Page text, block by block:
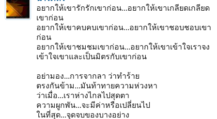
อยากให้เขารักรักเขาก่อน...อยากให้เขาเกลียดเกลียด
เขาก่อน
อยากให้เขาคบคบเขาก่อน...อยากให้เขาชอบชอบเขา
ก่อน
อยากให้เขาชมชมเขาก่อน...อยากให้เขาเข้าใจเราจง
เข้าใจเขาและเป็นมิตรกับเขาก่อน
อย่ามอง...การจากลา ว่าทำร้าย
ตรงกันข้าม...มันท้าทายความห่วงหา
ว่าเมื่อ...เราห่างไกลไปสุดตา
ความผูกพัน...จะมีค่าหรือเปลี่ยนไป
ในที่สุด...จุดจบของบางอย่าง